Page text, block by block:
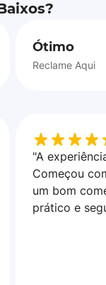
Ótimo
Reclame Aqui
"A
Começou
um bom
prático e